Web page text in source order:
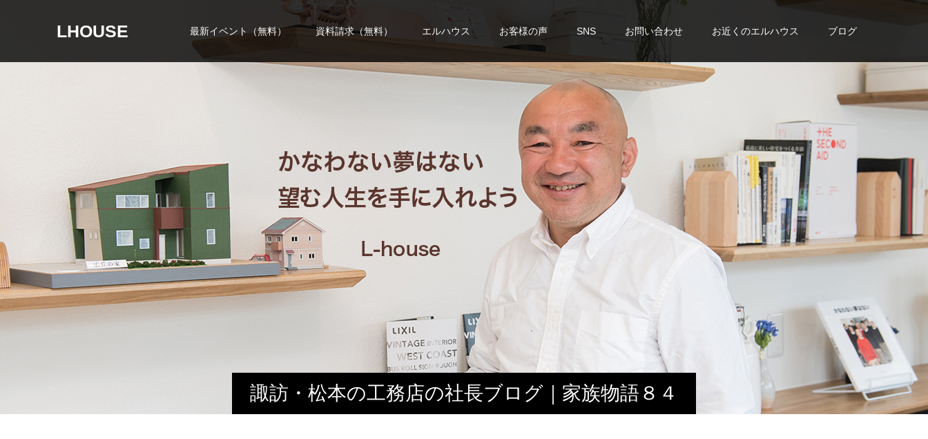
LHOUSE 最新イベント（無料） 資料請求（無料） エルハウス お客様の声 SNS お問い合わせ お近くのエルハウス ブログ
諏訪・松本の工務店の社長ブログ｜家族物語８４